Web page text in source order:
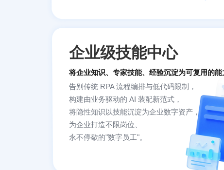
企业级技能中心
将企业知识、专家技能、经验沉淀为可复用的能
告别传统 RPA 流程编排与低代码限制，
构建由业务驱动的 AI 装配新范式，
将隐性知识以技能沉淀为企业数字资产，
为企业打造不限岗位、
永不停歇的"数字员工"。